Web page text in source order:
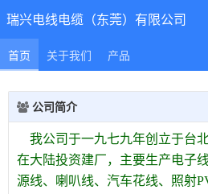
瑞兴电线电缆（东莞）有限公司
首页 关于我们 产品
公司简介
我公司于一九七九年创立于台
在大陆投资建厂，主要生产电子
源线、喇叭线、汽车花线、照射